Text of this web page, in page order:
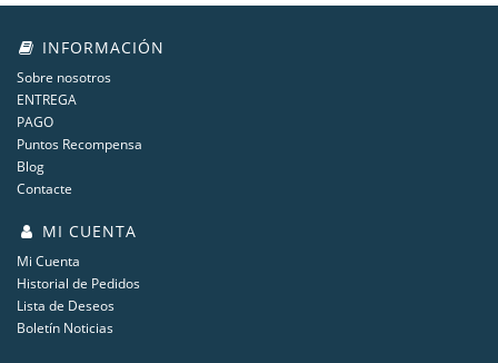
INFORMACIÓN
Sobre nosotros
ENTREGA
PAGO
Puntos Recompensa
Blog
Contacte
MI CUENTA
Mi Cuenta
Historial de Pedidos
Lista de Deseos
Boletín Noticias